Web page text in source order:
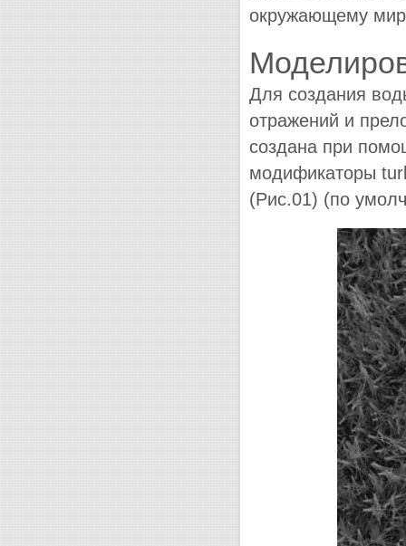
окружающему
Для создания
отражений и
создана при
модификаторы
(Рис.01) (по